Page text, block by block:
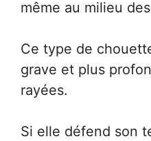
même au milieu
Ce type de
grave et plus
rayées.
Si elle défend son